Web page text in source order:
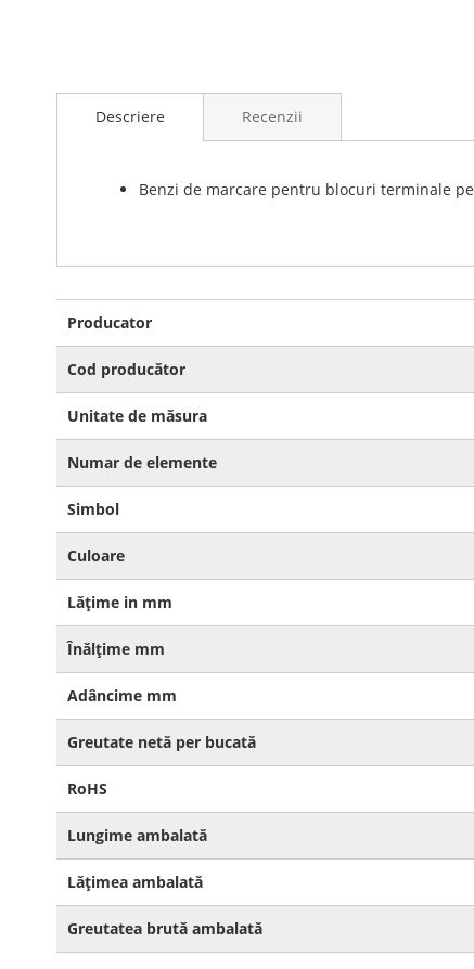
to
Descriere
Benzi de marcare pentru blocuri terminale
Recenzii
multe
informatii
Producator
Cod producător
Unitate de măsura
Numar de elemente
Simbol
Culoare
Lățime in mm
Înălțime mm
Adâncime mm
Greutate netă per bucată
RoHS
Lungime ambalată
Lățimea ambalată
Greutatea brută ambalată